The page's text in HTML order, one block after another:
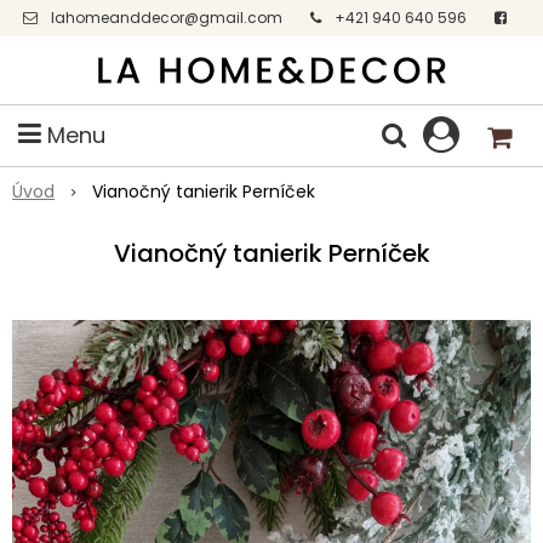
lahomeanddecor@gmail.com
+421 940 640 596
Facebook
Menu
Úvod Vianočný tanierik Perníček
Vianočný tanierik Perníček